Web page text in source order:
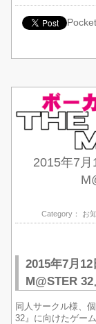
Pocket
2015年7
Category： お
2015年7月
M@STER
同人サークル様、
32』に向けたゲー